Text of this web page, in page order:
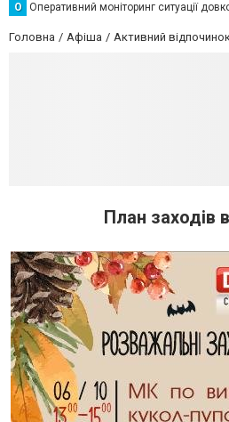
О Оперативний моніторинг ситуації
Головна Афіша Активний
План заходів